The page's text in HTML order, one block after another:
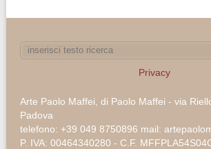
Privacy
Arte Paolo Maffei, di Paolo Maffei - via
Padova
telefono: +39 049 8750896 mail:
P. IVA: 00464340280 - C.F.